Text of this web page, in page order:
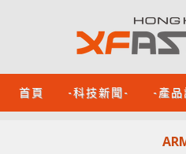
首頁 -科技新聞- -產